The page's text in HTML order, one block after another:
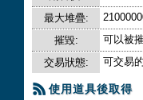
最大堆疊:
摧毀:
可以被
交易狀態:
可交易
使用道具後取得